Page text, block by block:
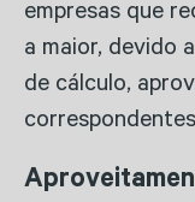
empresas que
a maior, devido
de cálculo,